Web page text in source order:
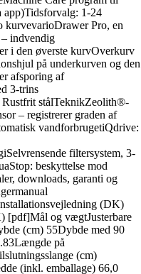
app)Tidsforvalg: 1-24
kurvevarioDrawer Pro, en
indvendig
i den øverste kurvOverkurv
på underkurven og den
afsporing af
3-trins
Rustfrit stålTeknikZeolith®-
– registrerer graden af
vandforbrugetiQdrive:
filtersystem, 3-
beskyttelse mod
downloads, garanti og
(DK)
[pdf]Mål og vægtJusterbare
(cm) 55Dybde med 90
på
(cm)
(inkl. emballage) 66,0